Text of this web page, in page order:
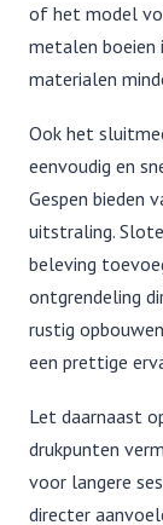
of het model
metalen boeien
materialen
Ook het
eenvoudig en
Gespen bieden
uitstraling.
beleving
ontgrendeling
rustig
een prettige
Let daarnaast
drukpunten
voor langere
directer